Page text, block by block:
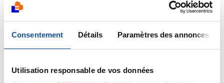
Consentement Détails Paramètres des annonces
Utilisation responsable de vos données
Dr A.Marceau
28/03/2025 - 10:11